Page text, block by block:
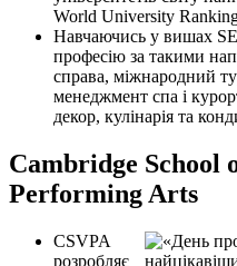
World University
Навчаючись у вишах
професію за такими
справа, міжнародний
менеджмент спа і
декор, кулінарія та
Cambridge School
Performing Arts
CSVPA
розробляє